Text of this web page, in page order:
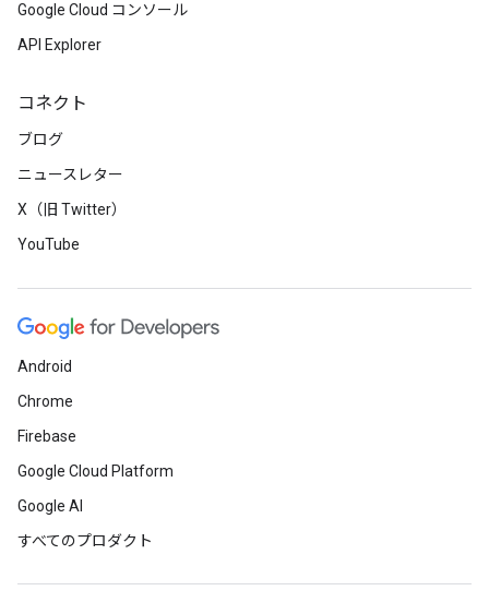
Google Cloud コンソール
API Explorer
コネクト
ブログ
ニュースレター
X（旧 Twitter）
YouTube
Android
Chrome
Firebase
Google Cloud Platform
Google AI
すべてのプロダクト